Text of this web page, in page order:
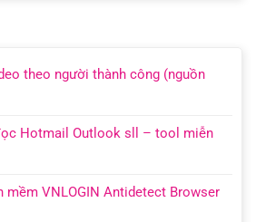
theo người thành công (nguồn
Hotmail Outlook sll – tool miễn
mềm VNLOGIN Antidetect Browser